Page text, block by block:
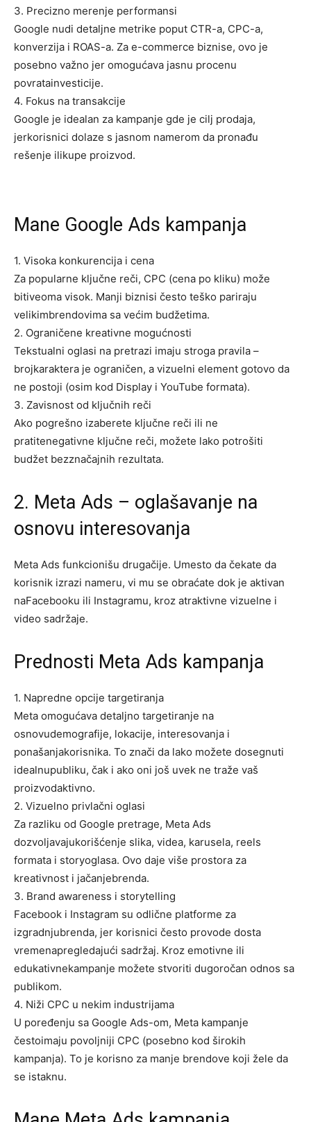
3. Precizno merenje performansi
Google nudi detaljne metrike poput CTR-a, CPC-a,
konverzija i ROAS-a. Za e-commerce biznise, ovo je
posebno važno jer omogućava jasnu procenu
povratainvesticije.
4. Fokus na transakcije
Google je idealan za kampanje gde je cilj prodaja,
jerkorisnici dolaze s jasnom namerom da pronađu
rešenje ilikupe proizvod.
Mane Google Ads kampanja
1. Visoka konkurencija i cena
Za popularne ključne reči, CPC (cena po kliku) može
bitiveoma visok. Manji biznisi često teško pariraju
velikimbrendovima sa većim budžetima.
2. Ograničene kreativne mogućnosti
Tekstualni oglasi na pretrazi imaju stroga pravila –
brojkaraktera je ograničen, a vizuelni element gotovo da
ne postoji (osim kod Display i YouTube formata).
3. Zavisnost od ključnih reči
Ako pogrešno izaberete ključne reči ili ne
pratitenegativne ključne reči, možete lako potrošiti
budžet bezznačajnih rezultata.
2. Meta Ads – oglašavanje na
osnovu interesovanja
Meta Ads funkcionišu drugačije. Umesto da čekate da
korisnik izrazi nameru, vi mu se obraćate dok je aktivan
naFacebooku ili Instagramu, kroz atraktivne vizuelne i
video sadržaje.
Prednosti Meta Ads kampanja
1. Napredne opcije targetiranja
Meta omogućava detaljno targetiranje na
osnovudemografije, lokacije, interesovanja i
ponašanjakorisnika. To znači da lako možete dosegnuti
idealnupubliku, čak i ako oni još uvek ne traže vaš
proizvodaktivno.
2. Vizuelno privlačni oglasi
Za razliku od Google pretrage, Meta Ads
dozvoljavajukorišćenje slika, videa, karusela, reels
formata i storyoglasa. Ovo daje više prostora za
kreativnost i jačanjebrenda.
3. Brand awareness i storytelling
Facebook i Instagram su odlične platforme za
izgradnjubrenda, jer korisnici često provode dosta
vremenapregledajući sadržaj. Kroz emotivne ili
edukativnekampanje možete stvoriti dugoročan odnos sa
publikom.
4. Niži CPC u nekim industrijama
U poređenju sa Google Ads-om, Meta kampanje
čestoimaju povoljniji CPC (posebno kod širokih
kampanja). To je korisno za manje brendove koji žele da
se istaknu.